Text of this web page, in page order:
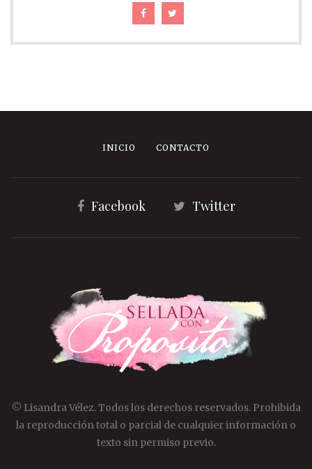
INICIO CONTACTO
Facebook Twitter
© Lisandra Vélez. Todos los derechos reservados. Prohibida
la reproducción total o parcial de cualquier información o
texto sin permiso previo.